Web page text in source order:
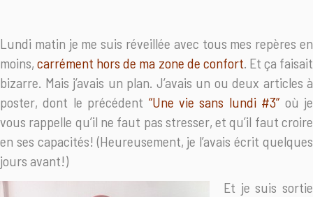
Lundi matin je me suis réveillée avec tous mes repères en
moins,carrément hors de ma zone de confort. Et ça faisait
bizarre. Mais j’avais un plan. J’avais un ou deux articles à
poster, dont le précédent “Une vie sans lundi #3” où je
vous rappelle qu’il ne faut pas stresser, et qu’il faut croire
en ses capacités! (Heureusement, je l’avais écrit quelques
jours avant!)
Et je suis sortie